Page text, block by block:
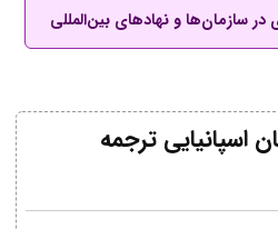
در سازمان‌ها و نهادهای بین‌المللی
اسپانیایی ترجمه